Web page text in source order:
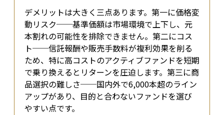
デメリットは大きく三点あります。第一に価格変
動リスク──基準価額は市場環境で上下し、元
本割れの可能性を排除できません。第二にコス
ト──信託報酬や販売手数料が複利効果を削る
ため、特に高コストのアクティブファンドを短期
で乗り換えるとリターンを圧迫します。第三に商
品選択の難しさ──国内外で6,000本超のライン
アップがあり、目的と合わないファンドを選び
やすい点です。